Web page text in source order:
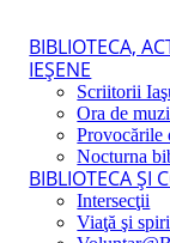
BIBLIOTECA,
IEŞENE
Scriitorii
Ora de
Provocările
Nocturna
BIBLIOTECA ŞI
Intersecţii
Viaţă şi